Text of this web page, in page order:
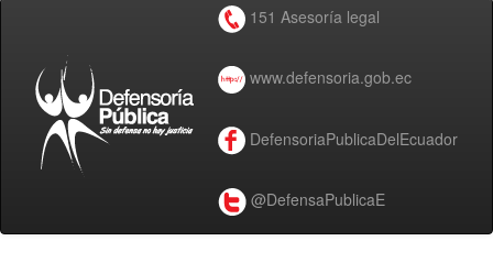
151 Asesoría legal
www.defensoria.gob.ec
DefensoriaPublicaDelEcuador
@DefensaPublicaE